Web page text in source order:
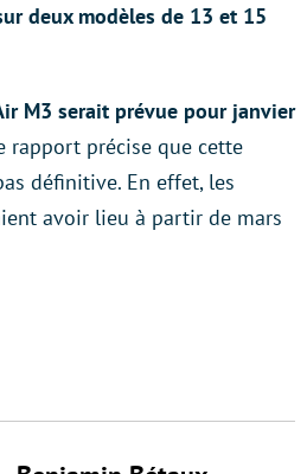
deux modèles de 13 et 15
M3 serait prévue pour janvier
rapport précise que cette
définitive. En effet, les
avoir lieu à partir de mars